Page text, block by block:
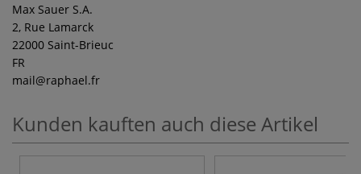
Max Sauer S.A.
2, Rue Lamarck
22000 Saint-Brieuc
FR
mail@raphael.fr
Kunden kauften auch diese Artikel